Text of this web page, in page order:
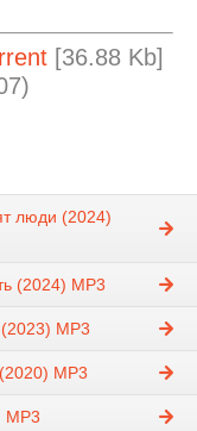
[36.88 Kb]
люди (2024)
(2024) MP3
MP3
MP3
MP3